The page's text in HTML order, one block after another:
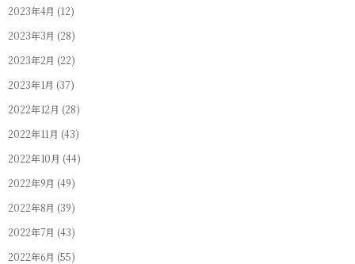
2023年4月 (12)
2023年3月 (28)
2023年2月 (22)
2023年1月 (37)
2022年12月 (28)
2022年11月 (43)
2022年10月 (44)
2022年9月 (49)
2022年8月 (39)
2022年7月 (43)
2022年6月 (55)